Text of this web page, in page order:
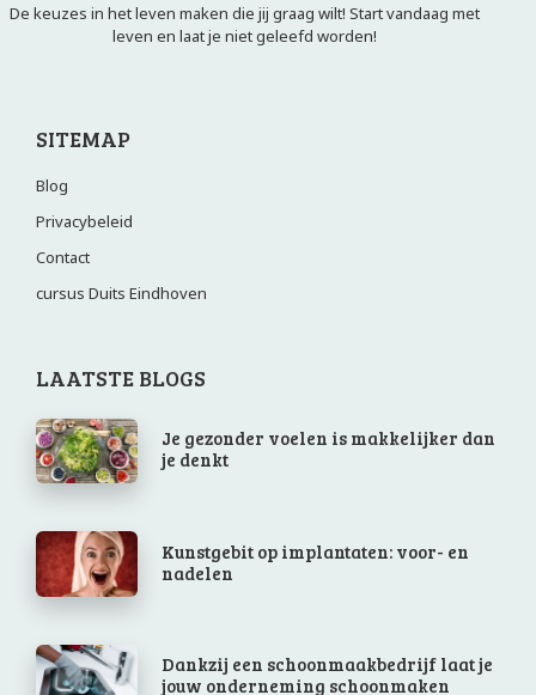
De keuzes in het leven maken die jij graag wilt! Start vandaag met
leven en laat je niet geleefd worden!
SITEMAP
Blog
Privacybeleid
Contact
cursus Duits Eindhoven
LAATSTE BLOGS
Je gezonder voelen is makkelijker dan
je denkt
Kunstgebit op implantaten: voor- en
nadelen
Dankzij een schoonmaakbedrijf laat je
jouw onderneming schoonmaken